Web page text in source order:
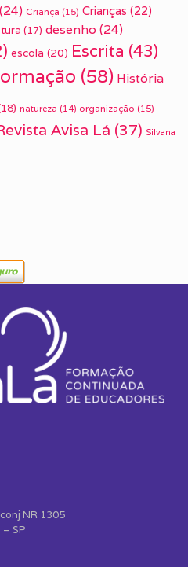
(24) Criança (15) Crianças (22)
(17) desenho (24)
escola (20) Escrita (43)
(58) História
natureza (14) organização (15)
Avisa Lá (37) Silvana
NR 1305
SP